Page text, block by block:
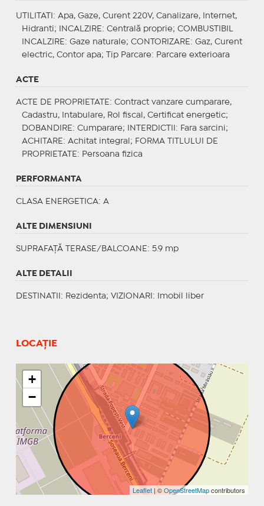
UTILITATI : Apa, Gaze, Curent 220V, Canalizare, Internet,
Hidranti;
INCALZIRE : Centrală proprie; COMBUSTIBIL
INCALZIRE : Gaze naturale; CONTORIZARE : Gaz, Curent
electric, Contor apa;
Tip Parcare: Parcare exterioara
ACTE
ACTE DE PROPRIETATE : Contract vanzare cumparare,
Cadastru, Intabulare, Rol fiscal, Certificat energetic;
DOBANDIRE : Cumparare; INTERDICTII : Fara sarcini;
ACHITARE : Achitat integral; FORMA TITLULUI DE
PROPRIETATE : Persoana fizica
PERFORMANTA
CLASA ENERGETICA: A
ALTE DIMENSIUNI
SUPRAFAȚĂ TERASE/BALCOANE: 5.9 mp
ALTE DETALII
DESTINATII : Rezidenta; VIZIONARI : Imobil liber
LOCAȚIE
+
−
Leaflet | ©OpenStreetMapcontributors